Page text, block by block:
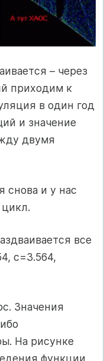
– через
приходим к
в один год
и значение
двумя
снова и у нас
все
с=3.564,
Значения
На рисунке